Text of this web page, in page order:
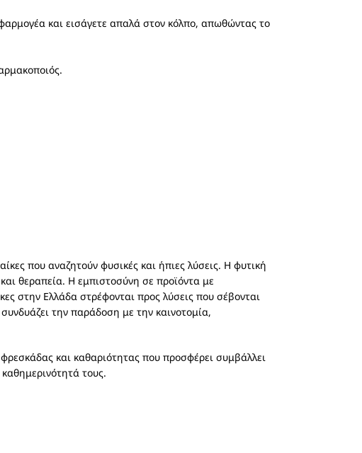
και εισάγετε απαλά στον κόλπο, απωθώντας το
που αναζητούν φυσικές και ήπιες λύσεις. Η φυτική
θεραπεία. Η εμπιστοσύνη σε προϊόντα με
στην Ελλάδα στρέφονται προς λύσεις που σέβονται
την παράδοση με την καινοτομία,
και καθαριότητας που προσφέρει συμβάλλει
τους.